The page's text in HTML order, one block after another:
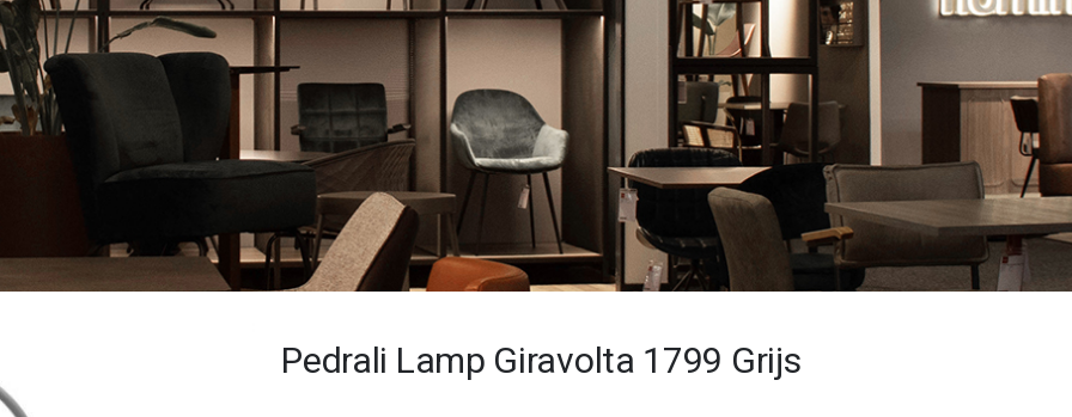
Pedrali Lamp Giravolta 1799 Grijs